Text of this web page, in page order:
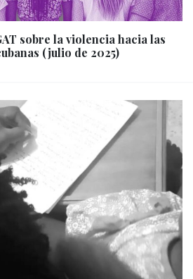
sobre la violencia hacia las
(julio de 2025)